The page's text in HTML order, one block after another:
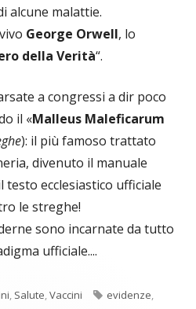
alcune malattie.
George Orwell, lo
della Verità“.
a congressi a dir poco
il «Malleus Maleficarum
): il più famoso trattato
divenuto il manuale
testo ecclesiastico ufficiale
le streghe!
sono incarnate da tutto
ufficiale....
, Salute,Vaccini Tag
evidenze,